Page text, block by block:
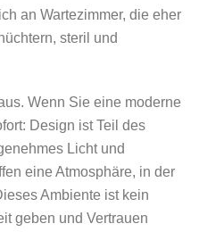
an Wartezimmer, die eher
steril und
Wenn Sie eine moderne
Design ist Teil des
Licht und
eine Atmosphäre, in der
Ambiente ist kein
geben und Vertrauen